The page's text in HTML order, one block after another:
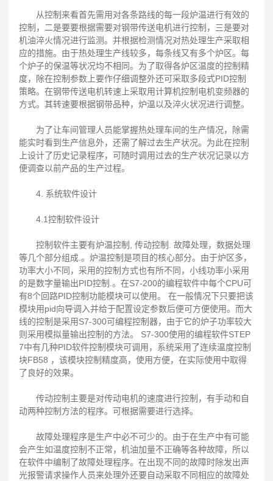
从控制来看首先需用对各条路线的每一段炉温进行有效的
控制，二是要要根据需要对钢带传送电机进行控制，三是要对
机油淬火情况进行监测。并根据检测情况对热处理生产采取相
应的措施。由于热处理生产线较多，每条线又有多个炉区。每
个炉子的保温等状况均不相同。为了取得各炉区温度的控制精
度，除在控制参数上要作仔细调整外还可采取多段式PID控制
策略。在钢带传送电机转速上采取用计算机控制电机变频器的
方式。其转速要根据钢带品种，炉温以及淬火状况进行调整。
为了让车间管理人员能掌握热处理车间的生产情况，除需
能实时看到生产信息外，还需了解过去生产状况。为此在控制
上设计了历史记录程序，可随时调用过去的生产状况记录以方
便调查以前产品的生产过程。
4. 系统软件设计
4.1控制软件设计
控制软件主要有炉温控制, 传动控制. 故障处理，数据处理
等几个部分组成.。炉温控制是项目的核心部分。由于炉区多，
功率大小不同，采用的控制方式也有所不同，小线功率小采用
的是数字量输出PID控制.。在S7-200的编程软件中每个CPU可
有8个回路PID控制功能模块可以使用。 在一般情况下只要把该
模块用pid向导调入并给于配置设定参数后便可方便使用。而大
线的控制是采用S7-300可编程控制器，由于它的炉子功率较大
则采用模拟量输出控制的方法。 S7-300使用的编程软件STEP
7中有几种PID软件控制模块可调用，系统采用了连续温度控制
块FB58 ，该模块控制精度高，使用方便，在实际使用中取得
了良好的效果。
传动控制主要是对传动电机的速度进行控制，有手动和自
动两种控制方法的程序。可根据需要进行选择。
故障处理程序是生产中必不可少的。由于在生产中有可能
会产生如温度控制不正常，机油加量不正确等各种故障，所以
在软件中编制了故障处理程序。在出现不同的故障时除发出声
光报警请求操作人员来处理外还要自动采取不同相应的故障处